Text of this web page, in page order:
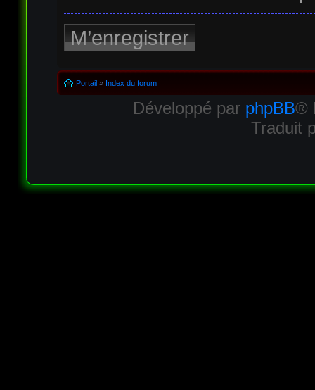
M’enregistrer
Portail» Index du forum
Développé par phpBB®
Traduit